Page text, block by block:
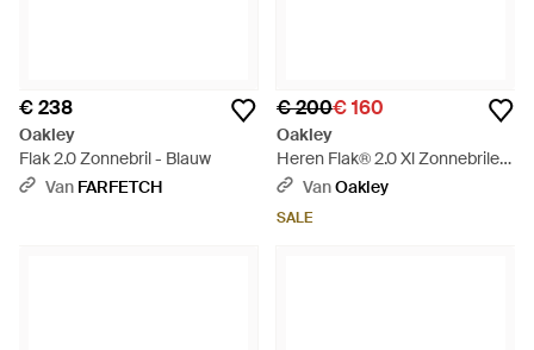
€ 238
Oakley
Flak 2.0 Zonnebril - Blauw
Van FARFETCH
€ 200€ 160
Oakley
Heren Flak® 2.0 Xl Zonnebrilen
- Zwart
VanOakley
SALE